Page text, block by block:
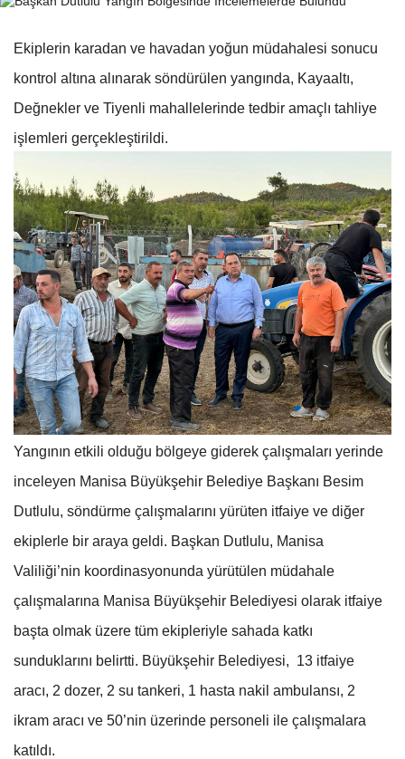
Ekiplerin karadan ve havadan yoğun müdahalesi sonucu
kontrol altına alınarak söndürülen yangında, Kayaaltı,
Değnekler ve Tiyenli mahallelerinde tedbir amaçlı tahliye
işlemleri gerçekleştirildi.
Yangının etkili olduğu bölgeye giderek çalışmaları yerinde
inceleyen Manisa Büyükşehir Belediye Başkanı Besim
Dutlulu, söndürme çalışmalarını yürüten itfaiye ve diğer
ekiplerle bir araya geldi. Başkan Dutlulu, Manisa
Valiliği’nin koordinasyonunda yürütülen müdahale
çalışmalarına Manisa Büyükşehir Belediyesi olarak itfaiye
başta olmak üzere tüm ekipleriyle sahada katkı
sunduklarını belirtti. Büyükşehir Belediyesi, 13 itfaiye
aracı, 2 dozer, 2 su tankeri, 1 hasta nakil ambulansı, 2
ikram aracı ve 50’nin üzerinde personeli ile çalışmalara
katıldı.